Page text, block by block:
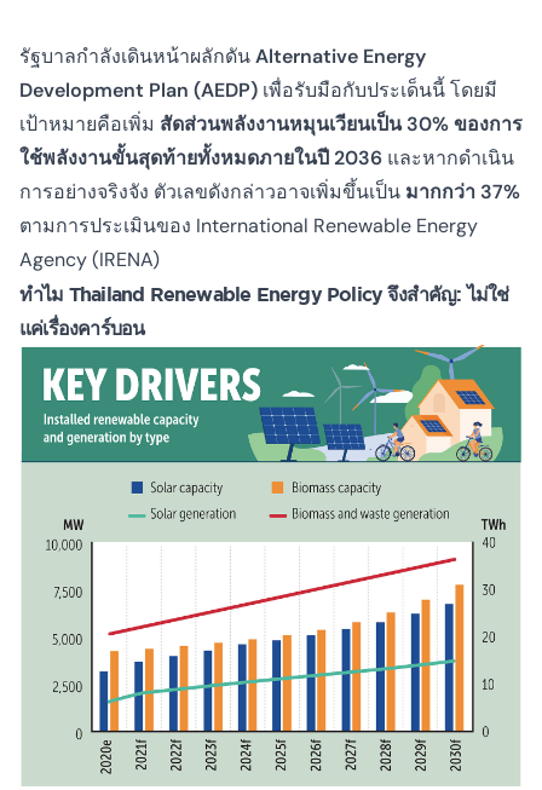
รัฐบาลกำลังเดินหน้าผลักดันAlternative Energy
Development Plan (AEDP) เพื่อรับมือกับประเด็นนี้โดยมี
เป้าหมายคือเพิ่ม สัดส่วนพลังงานหมุนเวียนเป็น 30% ของการ
ใช้พลังงานขั้นสุดท้ายทั้งหมดภายในปี 2036 และหากดำเนิน
การอย่างจริงจัง ตัวเลขดังกล่าวอาจเพิ่มขึ้นเป็น มากกว่า 37%
ตามการประเมินของ International Renewable Energy
Agency (IRENA)
ทำไม Thailand Renewable Energy Policy จึงสำคัญ: ไม่ใช่
แค่เรื่องคาร์บอน